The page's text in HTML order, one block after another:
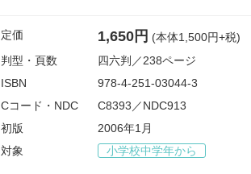
定価 1,650円 (本体1,500円+税)
判型・頁数
四六判／238ページ
ISBN
978-4-251-03044-3
Cコード・NDC
C8393／NDC913
初版
2006年1月
対象
小学校中学年から